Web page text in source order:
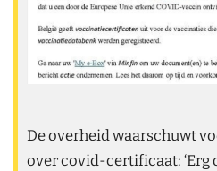
De overheid waarschuwt
over covid-certificaat: ‘Erg